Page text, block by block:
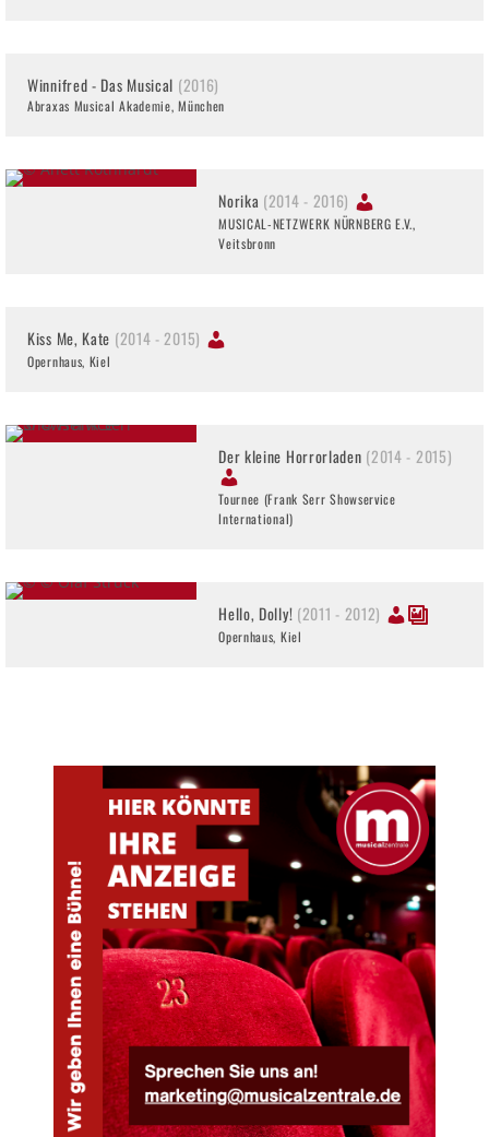
Winnifred - Das Musical (2016)
Abraxas Musical Akademie, München
Norika (2014 - 2016)
MUSICAL-NETZWERK NÜRNBERG E.V.,
Veitsbronn
Kiss Me, Kate (2014 - 2015)
Opernhaus, Kiel
Der kleine Horrorladen (2014 - 2015)
Tournee (Frank Serr Showservice
International)
Hello, Dolly! (2011 - 2012)
Opernhaus, Kiel